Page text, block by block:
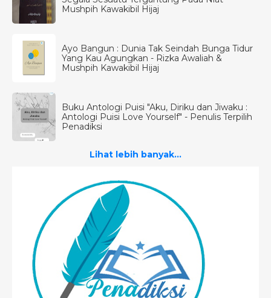
Mushpih Kawakibil Hijaj
Ayo Bangun : Dunia Tak Seindah Bunga Tidur
Yang Kau Agungkan - Rizka Awaliah &
Mushpih Kawakibil Hijaj
Buku Antologi Puisi "Aku, Diriku dan Jiwaku :
Antologi Puisi Love Yourself" - Penulis Terpilih
Penadiksi
Lihat lebih banyak...